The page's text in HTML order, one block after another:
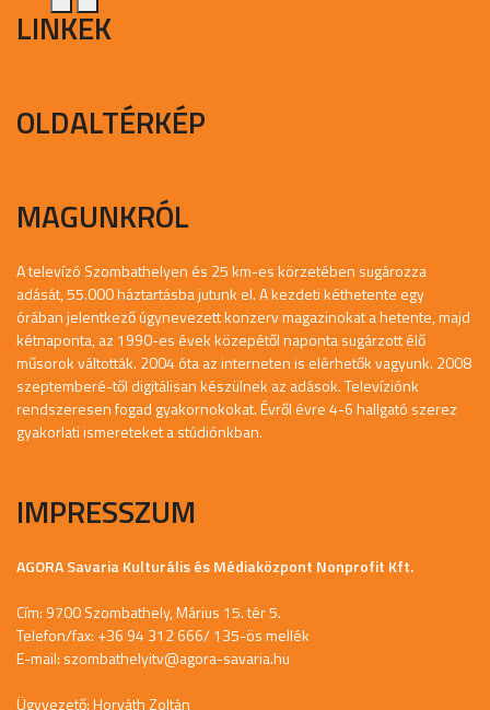
LINKEK
OLDALTÉRKÉP
MAGUNKRÓL
A televízó Szombathelyen és 25 km-es körzetében sugározza
adását, 55.000 háztartásba jutunk el. A kezdeti kéthetente egy
órában jelentkező úgynevezett konzerv magazinokat a hetente, majd
kétnaponta, az 1990-es évek közepétől naponta sugárzott élő
műsorok váltották. 2004 óta az interneten is elérhetők vagyunk. 2008
szeptemberé-től digitálisan készülnek az adások. Televíziónk
rendszeresen fogad gyakornokokat. Évről évre 4-6 hallgató szerez
gyakorlati ismereteket a stúdiónkban.
IMPRESSZUM
AGORA Savaria Kulturális és Médiaközpont Nonprofit Kft.
Cím: 9700 Szombathely, Márius 15. tér 5.
Telefon/fax: +36 94 312 666/ 135-ös mellék
E-mail: szombathelyitv@agora-savaria.hu
Ügyvezető: Horváth Zoltán